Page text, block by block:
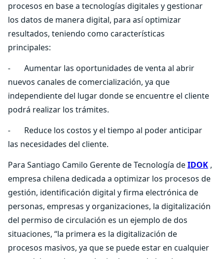
procesos en base a tecnologías digitales y gestionar
los datos de manera digital, para así optimizar
resultados, teniendo como características
principales:
- Aumentar las oportunidades de venta al abrir
nuevos canales de comercialización, ya que
independiente del lugar donde se encuentre el cliente
podrá realizar los trámites.
- Reduce los costos y el tiempo al poder anticipar
las necesidades del cliente.
Para Santiago Camilo Gerente de Tecnología deIDOK ,
empresa chilena dedicada a optimizar los procesos de
gestión, identificación digital y firma electrónica de
personas, empresas y organizaciones, la digitalización
del permiso de circulación es un ejemplo de dos
situaciones, “la primera es la digitalización de
procesos masivos, ya que se puede estar en cualquier